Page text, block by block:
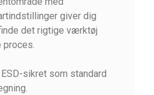
giver dig
det rigtige værktøj
proces.
sikret som standard